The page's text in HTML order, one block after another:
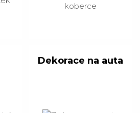
Dekorace na auta